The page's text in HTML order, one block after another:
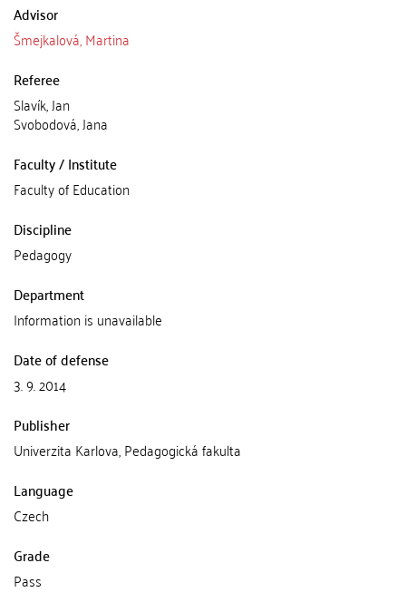
Advisor
Šmejkalová, Martina
Referee
Slavík, Jan
Svobodová, Jana
Faculty / Institute
Faculty of Education
Discipline
Pedagogy
Department
Information is unavailable
Date of defense
3. 9. 2014
Publisher
Univerzita Karlova, Pedagogická fakulta
Language
Czech
Grade
Pass